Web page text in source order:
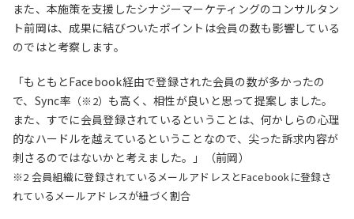
また、本施策を支援したシナジーマーケティングのコンサルタン
ト前岡は、成果に結びついたポイントは会員の数も影響している
のではと考察します。
「もともとFacebook経由で登録された会員の数が多かったの
で、Sync率 （※2） も高く、相性が良いと思って提案しました。
また、すでに会員登録されているということは、何かしらの心理
的なハードルを越えているということなので、尖った訴求内容が
刺さるのではないかと考えました。」（前岡）
※2 会員組織に登録されているメールアドレスとFacebookに登録さ
れているメールアドレスが紐づく割合